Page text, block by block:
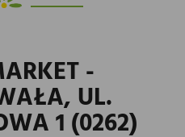
-
UL.
1 (0262)